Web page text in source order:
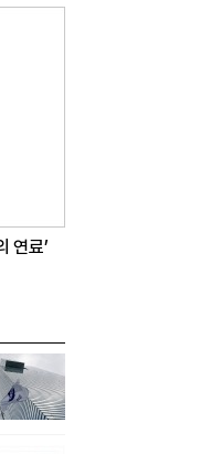
연료’